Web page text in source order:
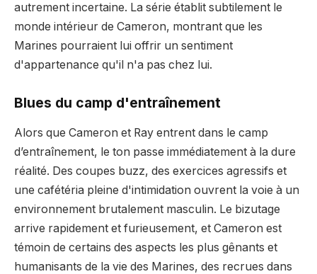
autrement incertaine. La série établit subtilement le
monde intérieur de Cameron, montrant que les
Marines pourraient lui offrir un sentiment
d'appartenance qu'il n'a pas chez lui.
Blues du camp d'entraînement
Alors que Cameron et Ray entrent dans le camp
d’entraînement, le ton passe immédiatement à la dure
réalité. Des coupes buzz, des exercices agressifs et
une cafétéria pleine d'intimidation ouvrent la voie à un
environnement brutalement masculin. Le bizutage
arrive rapidement et furieusement, et Cameron est
témoin de certains des aspects les plus gênants et
humanisants de la vie des Marines, des recrues dans